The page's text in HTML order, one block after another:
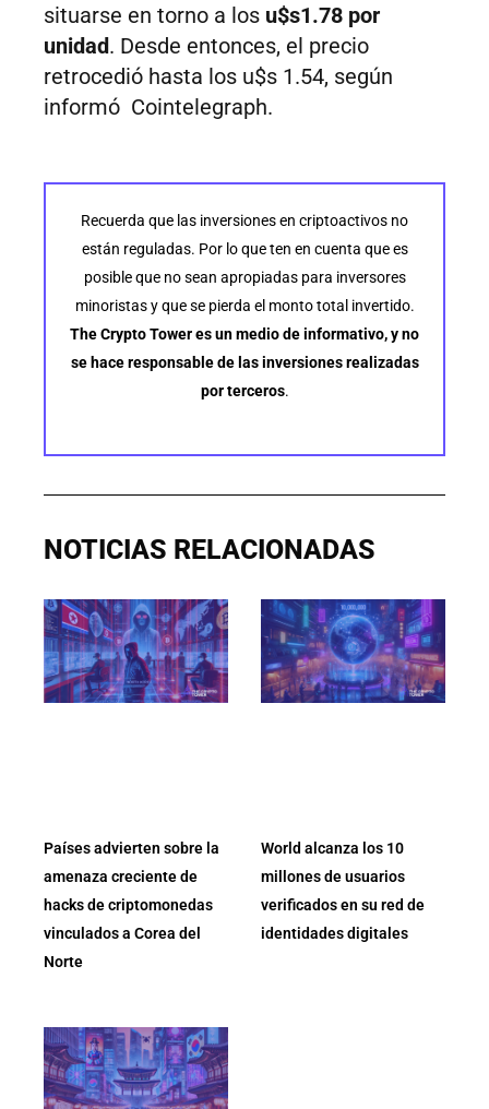
situarse en torno a los u$s1.78 por
unidad. Desde entonces, el precio
retrocedió hasta los u$s 1.54, según
informó Cointelegraph.
Recuerda que las inversiones en criptoactivos no
están reguladas. Por lo que ten en cuenta que es
posible que no sean apropiadas para inversores
minoristas y que se pierda el monto total invertido.
The Crypto Tower es un medio de informativo, y no
se hace responsable de las inversiones realizadas
por terceros.
NOTICIAS RELACIONADAS
Países advierten sobre la
amenaza creciente de
hacks de criptomonedas
vinculados a Corea del
Norte
World alcanza los 10
millones de usuarios
verificados en su red de
identidades digitales